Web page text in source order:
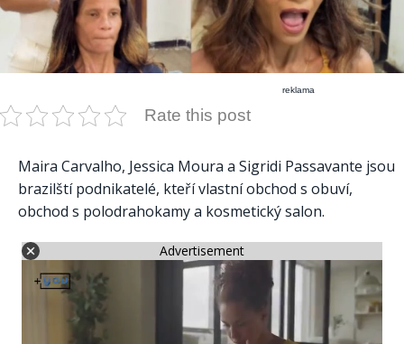
reklama
Rate this post
Maira Carvalho, Jessica Moura a Sigridi Passavante jsou
brazilští podnikatelé, kteří vlastní obchod s obuví,
obchod s polodrahokamy a kosmetický salon.
Advertisement